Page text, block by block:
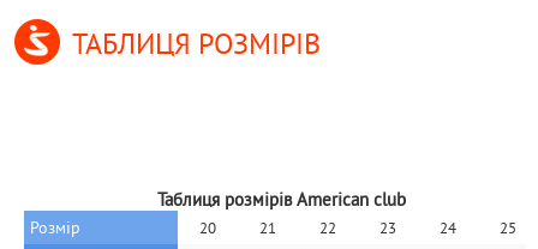
ТАБЛИЦЯ РОЗМІРІВ
Таблиця розмірів American club
Розмір 20 21 22 23 24 25